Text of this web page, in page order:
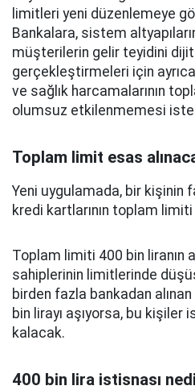
limitleri yeni düzenlemeye
Bankalara, sistem
müşterilerin gelir teyidini
gerçekleştirmeleri için
ve sağlık harcamalarının
olumsuz etkilenmemesi
Toplam limit esas
Yeni uygulamada, bir kişinin
kredi kartlarının toplam
Toplam limiti 400 bin liranın
sahiplerinin limitlerinde
birden fazla bankadan
bin lirayı aşıyorsa, bu kişiler
kalacak.
400 bin lira istisnası